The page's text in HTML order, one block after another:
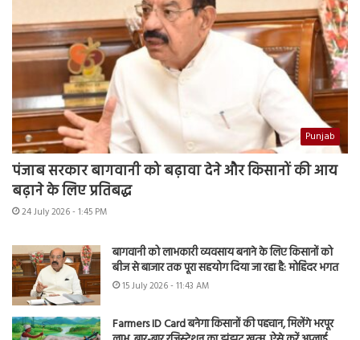
Punjab
पंजाब सरकार बागवानी को बढ़ावा देने और किसानों की आय
बढ़ाने के लिए प्रतिबद्ध
24 July 2026 - 1:45 PM
बागवानी को लाभकारी व्यवसाय बनाने के लिए किसानों को
बीज से बाजार तक पूरा सहयोग दिया जा रहा है: मोहिंदर भगत
15 July 2026 - 11:43 AM
Farmers ID Card बनेगा किसानों की पहचान, मिलेंगे भरपूर